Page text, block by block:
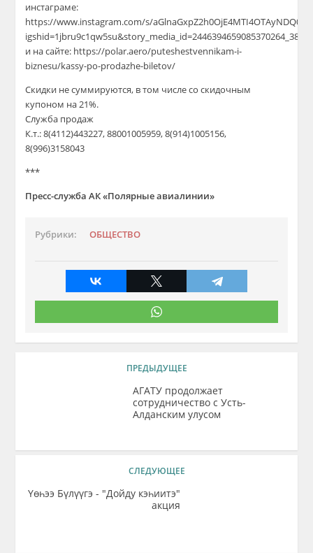
инстаграме:
https://www.instagram.com/s/
и на сайте: https://polar.aero/puteshestvennikam-i-
biznesu/kassy-po-prodazhe-biletov/
Скидки не суммируются, в том числе со скидочным
купоном на 21%.
Служба продаж
К.т.: 8(4112)443227, 88001005959, 8(914)1005156,
8(996)3158043
***
Пресс-служба АК «Полярные авиалинии»
Рубрики: ОБЩЕСТВО
ПРЕДЫДУЩЕЕ
АГАТУ продолжает
сотрудничество с Усть-
Алданским улусом
СЛЕДУЮЩЕЕ
Үөһээ Бүлүүгэ - "Дойду кэһиитэ"
акция